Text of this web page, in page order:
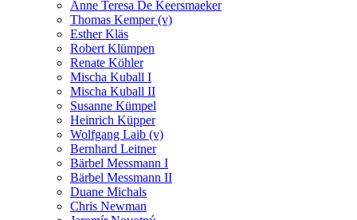
Anne Teresa De Keersmaeker
Thomas Kemper (v)
Esther Kläs
Robert Klümpen
Renate Köhler
Mischa Kuball I
Mischa Kuball II
Susanne Kümpel
Heinrich Küpper
Wolfgang Laib (v)
Bernhard Leitner
Bärbel Messmann I
Bärbel Messmann II
Duane Michals
Chris Newman